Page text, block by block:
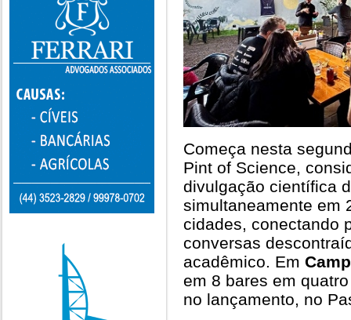
Começa nesta
Pint of Science,
divulgação científica
simultaneamente em
cidades, conectando
conversas
acadêmico. Em
em 8 bares em
no lançamento, no